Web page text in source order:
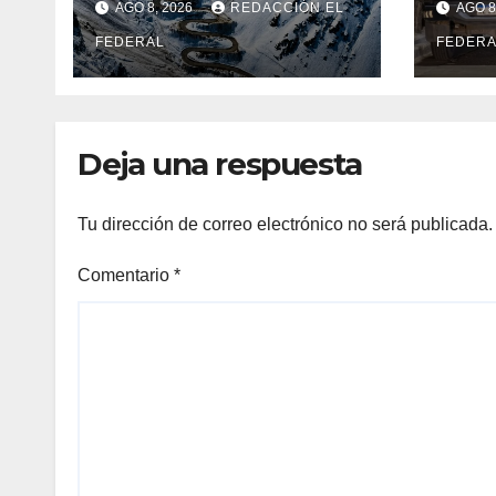
Internacional Los
Libertadores:
pérdidas
AGO 8, 2026 REDACCIÓN EL
FEDERAL
AGO
Deja una respuesta
Tu dirección de correo electrónico no será publicada.
Comentario *